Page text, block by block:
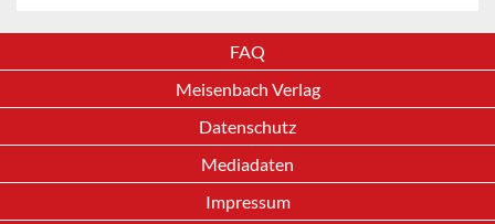
FAQ
Meisenbach Verlag
Datenschutz
Mediadaten
Impressum